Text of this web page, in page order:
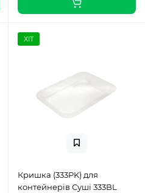
ХІТ
Кришка (333PK) для
контейнерів Суші 333BL